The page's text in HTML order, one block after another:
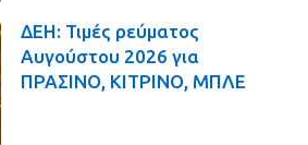
ΔΕΗ: Τιμές ρεύματος
Αυγούστου 2026 για
ΠΡΑΣΙΝΟ, ΚΙΤΡΙΝΟ, ΜΠΛΕ